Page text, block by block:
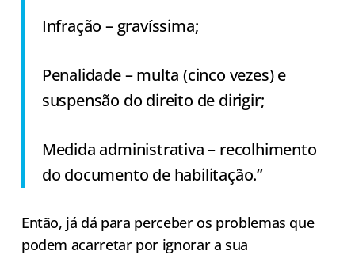
Infração – gravíssima;
Penalidade – multa (cinco vezes) e
suspensão do direito de dirigir;
Medida administrativa – recolhimento
do documento de habilitação.”
Então, já dá para perceber os problemas que
podem acarretar por ignorar a sua